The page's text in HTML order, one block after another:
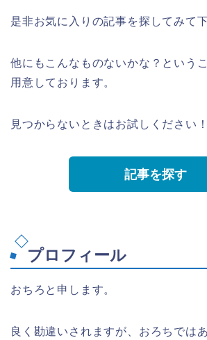
是非お気に入りの記事を探してみて下
他にもこんなものないかな？という
用意しております。
見つからないときはお試しください！
記事を探す
プロフィール
おちろと申します。
良く勘違いされますが、おろちでは